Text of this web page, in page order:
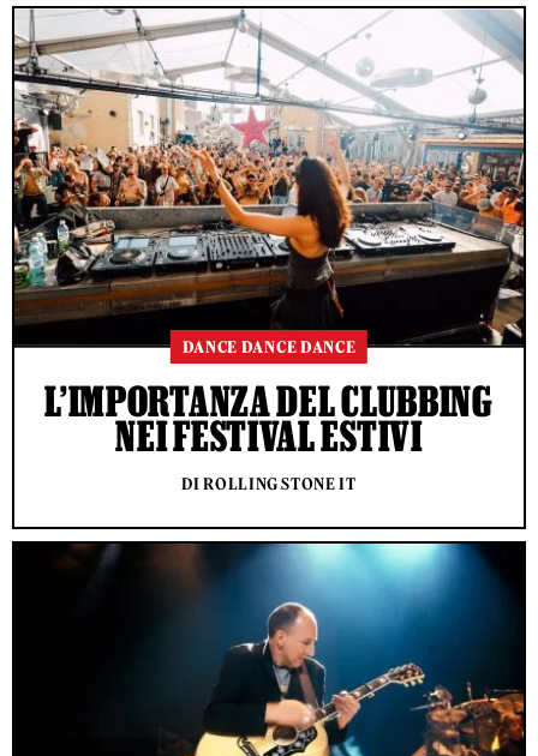
DANCE DANCE DANCE
L’IMPORTANZA DEL CLUBBING
NEI FESTIVAL ESTIVI
DI ROLLING STONE IT